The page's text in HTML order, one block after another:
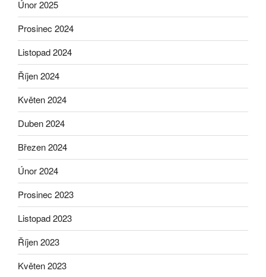
Únor 2025
Prosinec 2024
Listopad 2024
Říjen 2024
Květen 2024
Duben 2024
Březen 2024
Únor 2024
Prosinec 2023
Listopad 2023
Říjen 2023
Květen 2023